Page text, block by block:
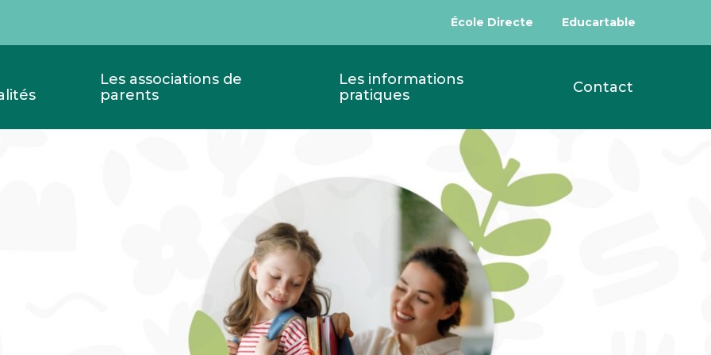
École Directe Educartable
Les associations de
parents
Les informations
pratiques
Contact